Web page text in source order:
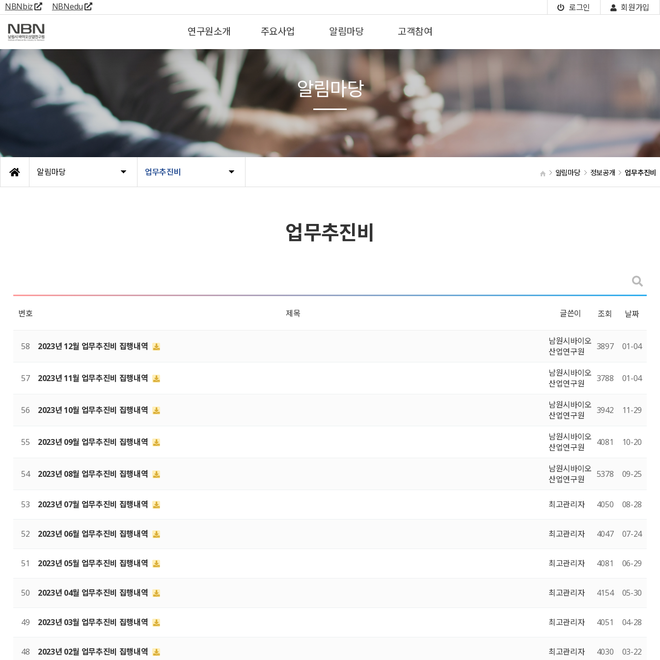
NBNbiz NBNedu 로그인 회원가입
연구원소개 주요사업 알림마당 고객참여
알림마당 업무추진비 알림마당 정보공개 업무추진비
알림마당
업무추진비
번호 제목 글쓴이 조회 날짜
58 2023년 12월 업무추진비 집행내역
남원시바이오
산업연구원
3897 01-04
57 2023년 11월 업무추진비 집행내역
남원시바이오
산업연구원
3788 01-04
56 2023년 10월 업무추진비 집행내역
남원시바이오
산업연구원
3942 11-29
55 2023년 09월 업무추진비 집행내역
남원시바이오
산업연구원
4081 10-20
54 2023년 08월 업무추진비 집행내역
남원시바이오
산업연구원
5378 09-25
53 2023년 07월 업무추진비 집행내역 최고관리자 4050 08-28
52 2023년 06월 업무추진비 집행내역 최고관리자 4047 07-24
51 2023년 05월 업무추진비 집행내역 최고관리자 4081 06-29
50 2023년 04월 업무추진비 집행내역 최고관리자 4154 05-30
49 2023년 03월 업무추진비 집행내역 최고관리자 4051 04-28
48 2023년 02월 업무추진비 집행내역 최고관리자 4030 03-22